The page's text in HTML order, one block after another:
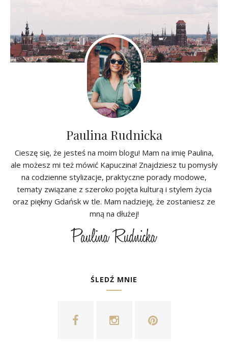
Paulina Rudnicka
Cieszę się, że jesteś na moim blogu! Mam na imię Paulina,
ale możesz mi też mówić Kapuczina! Znajdziesz tu pomysły
na codzienne stylizacje, praktyczne porady modowe,
tematy związane z szeroko pojęta kulturą i stylem życia
oraz piękny Gdańsk w tle. Mam nadzieję, że zostaniesz ze
mną na dłużej!
ŚLEDŹ MNIE